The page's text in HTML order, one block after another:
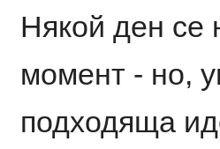
Някой ден се
момент - но,
подходяща